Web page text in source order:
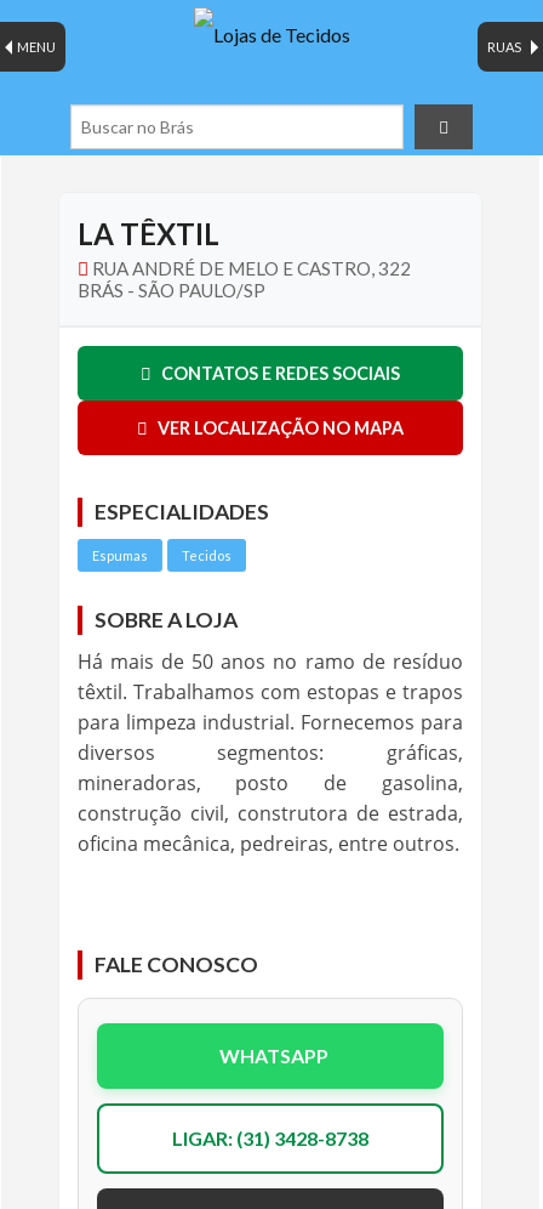
RUAS
MENU
LA TÊXTIL
RUA ANDRÉ DE MELO E CASTRO, 322
BRÁS - SÃO PAULO/SP
CONTATOS E REDES SOCIAIS
VER LOCALIZAÇÃO NO MAPA
ESPECIALIDADES
Espumas Tecidos
SOBRE A LOJA
Há mais de 50 anos no ramo de resíduo
têxtil. Trabalhamos com estopas e trapos
para limpeza industrial. Fornecemos para
diversos segmentos: gráficas,
mineradoras, posto de gasolina,
construção civil, construtora de estrada,
oficina mecânica, pedreiras, entre outros.
FALE CONOSCO
WHATSAPP
LIGAR: (31) 3428-8738